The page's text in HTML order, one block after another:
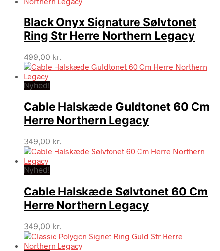
Black Onyx Signature Sølvtonet
Ring Str Herre Northern Legacy
499,00 kr.
Nyhed!
Cable Halskæde Guldtonet 60 Cm
Herre Northern Legacy
349,00 kr.
Nyhed!
Cable Halskæde Sølvtonet 60 Cm
Herre Northern Legacy
349,00 kr.